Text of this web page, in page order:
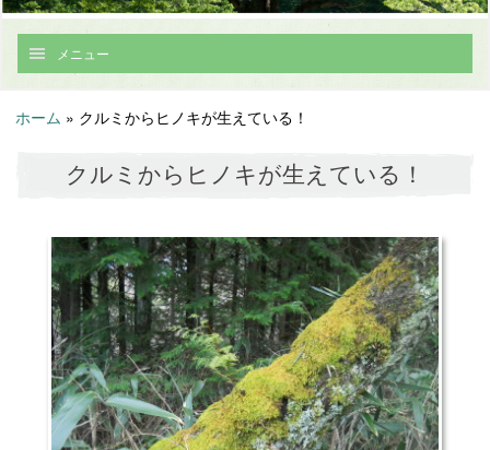
メニュー
ホーム » クルミからヒノキが生えている！
クルミからヒノキが生えている！